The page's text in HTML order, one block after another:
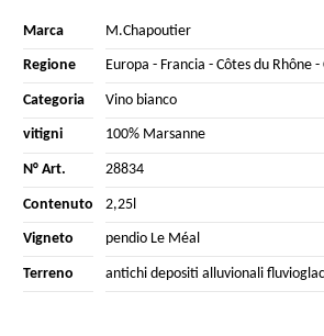
Marca M.Chapoutier
Regione Europa - Francia - Côtes du Rhône-
Categoria Vino bianco
vitigni 100% Marsanne
N° Art. 28834
Contenuto 2,25l
Vigneto pendio Le Méal
Terreno antichi depositi alluvionali